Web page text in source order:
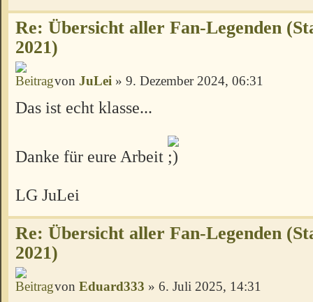
Re: Übersicht aller Fan-Legenden
2021)
von JuLei » 9. Dezember 2024, 06:31
Das ist echt klasse...
Danke für eure Arbeit
LG JuLei
Re: Übersicht aller Fan-Legenden
2021)
von Eduard333 » 6. Juli 2025, 14:31